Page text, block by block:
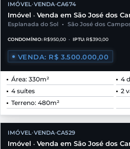
IMÓVEL•VENDA•CA674
Imóvel • Venda em São José dos
Esplanada do Sol • São José dos
CONDOMÍNIO: R$950,00 • IPTU: R$390,00
VENDA: R$ 3.500.000,00
Área: 330m²
4
4 suítes
2
Terreno: 480m²
IMÓVEL•VENDA•CA529
Imóvel • Venda em São José dos